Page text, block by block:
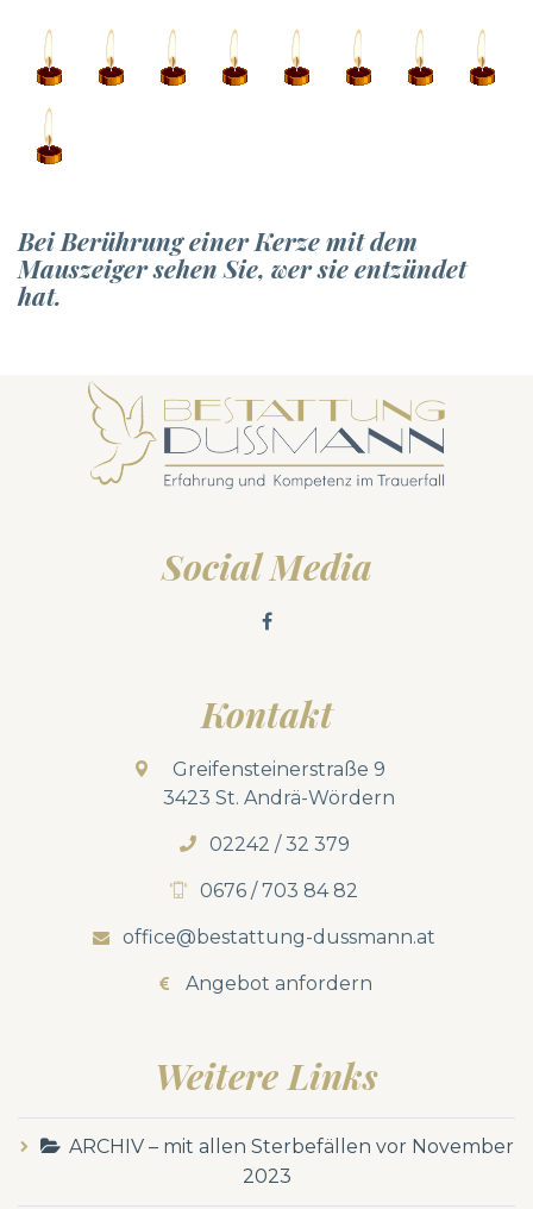
Bei Berührung einer Kerze mit dem
Mauszeiger sehen Sie, wer sie entzündet
hat.
Social Media
Kontakt
Greifensteinerstraße 9
3423 St. Andrä-Wördern
02242 / 32 379
0676 / 703 84 82
office@bestattung-dussmann.at
Angebot anfordern
Weitere Links
ARCHIV – mit allen Sterbefällen vor November
2023